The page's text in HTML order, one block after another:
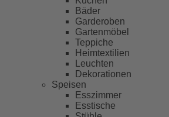
Bäder
Garderoben
Gartenmöbel
Teppiche
Heimtextilien
Leuchten
Dekorationen
Speisen
Esszimmer
Esstische